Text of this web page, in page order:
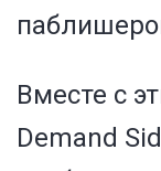
Вместе с
Demand